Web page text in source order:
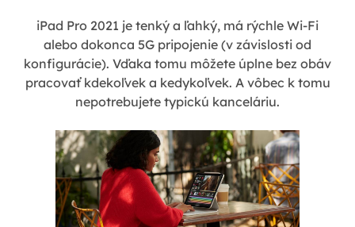
iPad Pro 2021 je tenký a ľahký, má rýchle Wi-Fi
alebo dokonca 5G pripojenie (v závislosti od
konfigurácie). Vďaka tomu môžete úplne bez obáv
pracovať kdekoľvek a kedykoľvek. A vôbec k tomu
nepotrebujete typickú kanceláriu.